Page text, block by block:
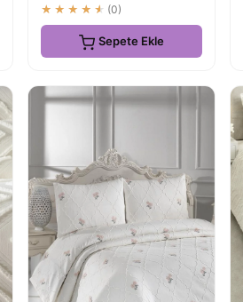
★★★★★ (0)
Sepete Ekle